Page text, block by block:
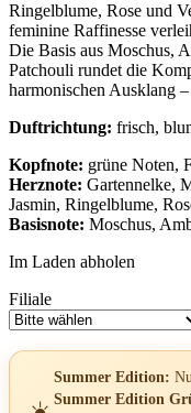
Ringelblume, Rose und
feminine Raffinesse
Die Basis aus Moschus,
Patchouli rundet die
harmonischen Ausklang
Duftrichtung: frisch,
Kopfnote: grüne Noten,
Herznote: Gartennelke,
Jasmin, Ringelblume,
Basisnote: Moschus,
Im Laden abholen
Filiale
Summer Edition:
Summer Edition